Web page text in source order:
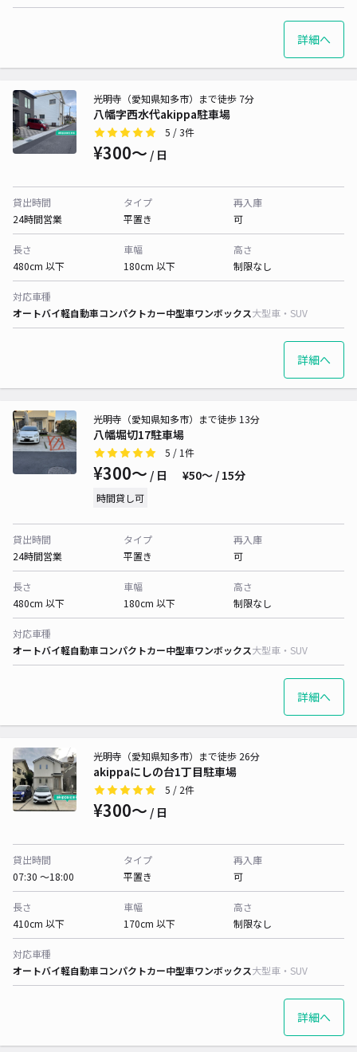
詳細へ
八幡字西水代akippa駐車場
光明寺（愛知県知多市）まで徒歩 7分
5 / 3件
¥300〜 / 日
貸出時間
24時間営業
タイプ
平置き
再入庫
可
長さ
480cm 以下
車幅
180cm 以下
高さ
制限なし
対応車種
オートバイ軽自動車コンパクトカー中型車ワンボックス大型車・SUV
詳細へ
八幡堀切17駐車場
光明寺（愛知県知多市）まで徒歩 13分
5 / 1件
¥300〜 / 日 ¥50〜 / 15分
時間貸し可
貸出時間
24時間営業
タイプ
平置き
再入庫
可
長さ
480cm 以下
車幅
180cm 以下
高さ
制限なし
対応車種
オートバイ軽自動車コンパクトカー中型車ワンボックス大型車・SUV
詳細へ
akippaにしの台1丁目駐車場
光明寺（愛知県知多市）まで徒歩 26分
5 / 2件
¥300〜 / 日
貸出時間
07:30 〜18:00
タイプ
平置き
再入庫
可
長さ
410cm 以下
車幅
170cm 以下
高さ
制限なし
対応車種
オートバイ軽自動車コンパクトカー中型車ワンボックス大型車・SUV
詳細へ